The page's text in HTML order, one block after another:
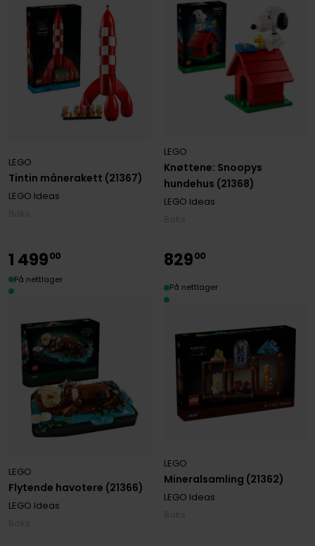
Tintin månerakett (21367)
LEGO
LEGO Ideas
Knøttene: Snoopys
hundehus (21368)
LEGO
LEGO Ideas
Flytende havotere (21366)
LEGO
LEGO Ideas
1 49900
På nettlager
Mineralsamling (21362)
LEGO
LEGO Ideas
82900
På nettlager